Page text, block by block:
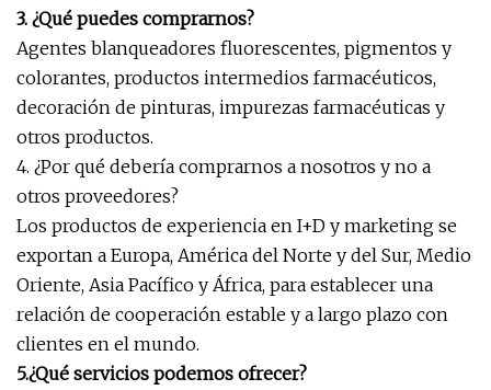
3. ¿Qué puedes comprarnos?
Agentes blanqueadores fluorescentes, pigmentos y
colorantes, productos intermedios farmacéuticos,
decoración de pinturas, impurezas farmacéuticas y
otros productos.
4. ¿Por qué debería comprarnos a nosotros y no a
otros proveedores?
Los productos de experiencia en I+D y marketing se
exportan a Europa, América del Norte y del Sur, Medio
Oriente, Asia Pacífico y África, para establecer una
relación de cooperación estable y a largo plazo con
clientes en el mundo.
5.¿Qué servicios podemos ofrecer?